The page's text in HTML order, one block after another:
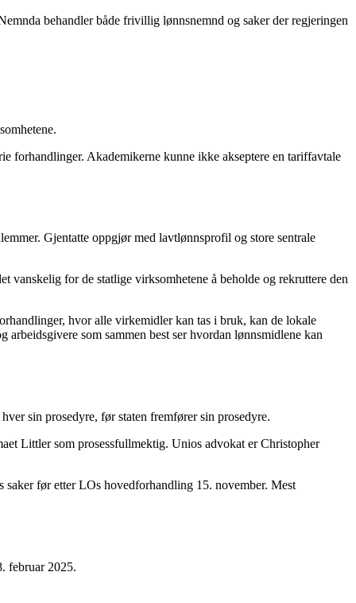
behandler både frivillig lønnsnemnd og saker der regjeringen
forhandlinger. Akademikerne kunne ikke akseptere en tariffavtale
Gjentatte oppgjør med lavtlønnsprofil og store sentrale
vanskelig for de statlige virksomhetene å beholde og rekruttere den
hvor alle virkemidler kan tas i bruk, kan de lokale
som sammen best ser hvordan lønnsmidlene kan
sin prosedyre, før staten fremfører sin prosedyre.
Littler som prosessfullmektig. Unios advokat er Christopher
før etter LOs hovedforhandling 15. november. Mest
februar 2025.